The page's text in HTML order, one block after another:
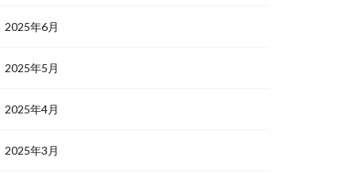
2025年6月
2025年5月
2025年4月
2025年3月